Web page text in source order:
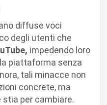
diffuse voci
degli utenti che
impedendo loro
piattaforma senza
tali minacce non
concrete, ma
per cambiare.